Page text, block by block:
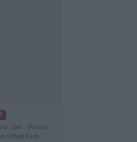
per iPhone,
notizie push